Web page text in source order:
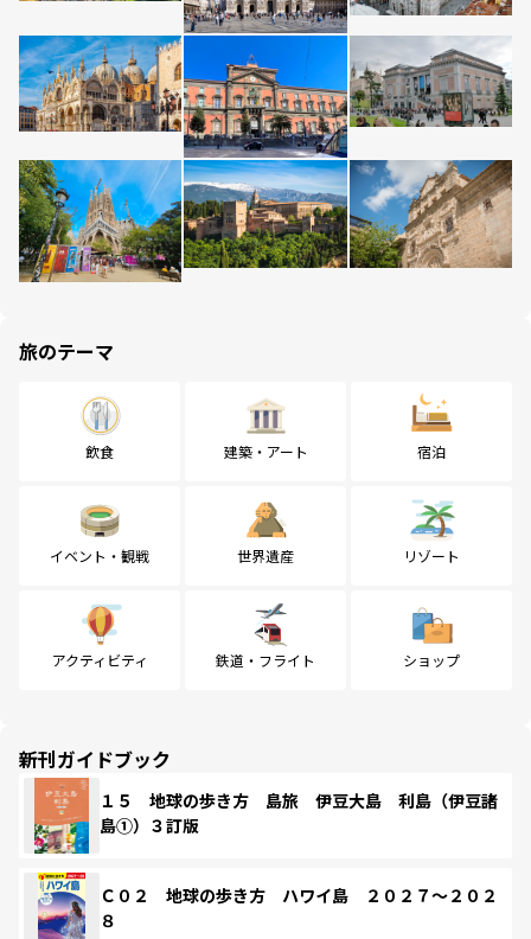
旅のテーマ
飲食 建築・アート 宿泊
イベント・観戦 世界遺産 リゾート
アクティビティ 鉄道・フライト ショップ
新刊ガイドブック
１５ 地球の歩き方 島旅 伊豆大島 利島（伊豆諸
島①）３訂版
Ｃ０２ 地球の歩き方 ハワイ島 ２０２７～２０２
８